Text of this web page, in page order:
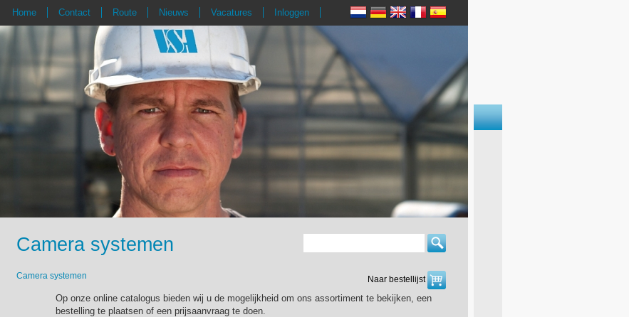
Home Contact Route Nieuws Vacatures Inloggen
Camera systemen
Naar bestellijst
Camera systemen
Op onze online catalogus bieden wij u de mogelijkheid om ons assortiment te bekijken, een
bestelling te plaatsen of een prijsaanvraag te doen.